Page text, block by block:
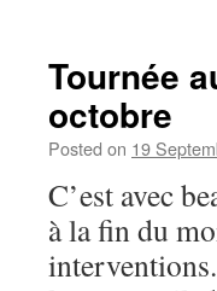
Tournée
octobre
Posted on 19
C’est avec
à la fin du